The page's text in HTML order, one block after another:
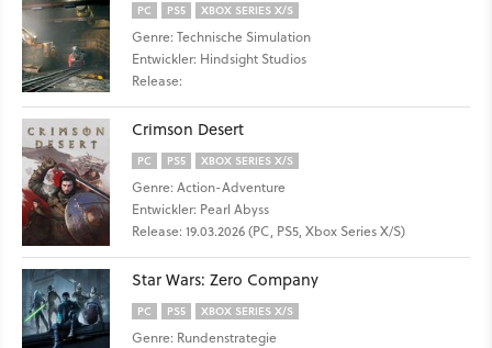
PC PS5 XBOX SERIES X/S
Genre: Technische Simulation
Entwickler: Hindsight Studios
Release:
Crimson Desert
PC PS5 XBOX SERIES X/S
Genre: Action-Adventure
Entwickler: Pearl Abyss
Release: 19.03.2026 (PC, PS5, Xbox Series X/S)
Star Wars: Zero Company
PC PS5 XBOX SERIES X/S
Genre: Rundenstrategie